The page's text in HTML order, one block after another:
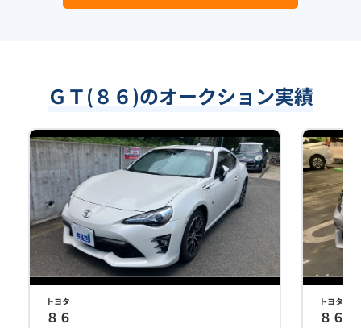
ＧＴ(８６)のオークション実績
トヨタ
８６
トヨタ
８６